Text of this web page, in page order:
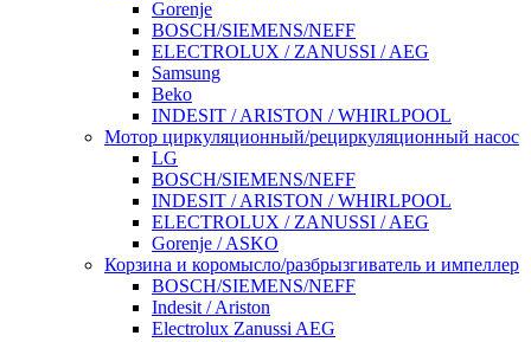
Gorenje
BOSCH/SIEMENS/NEFF
ELECTROLUX / ZANUSSI / AEG
Samsung
Beko
INDESIT / ARISTON / WHIRLPOOL
Мотор циркуляционный/рециркуляционный насос
LG
BOSCH/SIEMENS/NEFF
INDESIT / ARISTON / WHIRLPOOL
ELECTROLUX / ZANUSSI / AEG
Gorenje / ASKO
Корзина и коромысло/разбрызгиватель и импеллер
BOSCH/SIEMENS/NEFF
Indesit / Ariston
Electrolux Zanussi AEG